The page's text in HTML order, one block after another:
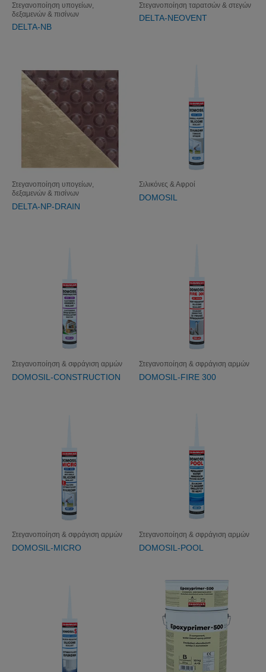
Στεγανοποίηση υπογείων,
δεξαμενών & πισίνων
DELTA-NB
Στεγανοποίηση ταρατσών & στεγών
DELTA-NEOVENT
Στεγανοποίηση υπογείων,
δεξαμενών & πισίνων
DELTA-NP-DRAIN
Σιλικόνες & Αφροί
DOMOSIL
Στεγανοποίηση & σφράγιση αρμών
DOMOSIL-CONSTRUCTION
Στεγανοποίηση & σφράγιση αρμών
DOMOSIL-FIRE 300
Στεγανοποίηση & σφράγιση αρμών
DOMOSIL-MICRO
Στεγανοποίηση & σφράγιση αρμών
DOMOSIL-POOL